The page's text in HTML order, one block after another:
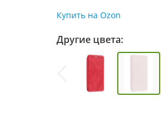
Купить на Ozon
Другие цвета: